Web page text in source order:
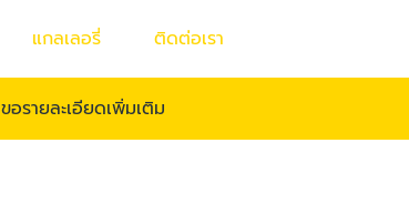
แกลเลอรี่ ติดต่อเรา
ขอรายละเอียดเพิ่มเติม